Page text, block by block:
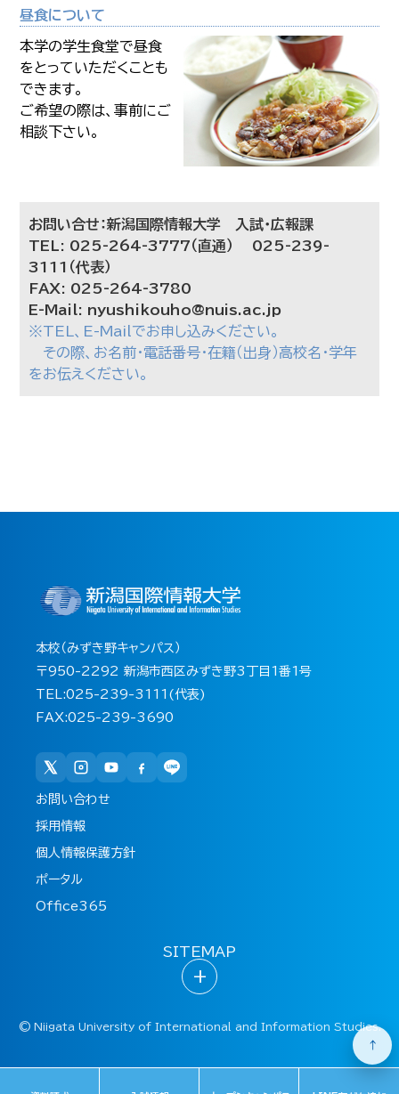
昼食について
本学の学生食堂で昼食
をとっていただくことも
できます。
ご希望の際は、事前にご
相談下さい。
お問い合せ：新潟国際情報大学 入試・広報課
TEL: 025-264-3777（直通） 025-239-
3111（代表）
FAX: 025-264-3780
E-Mail: nyushikouho@nuis.ac.jp
※TEL、E-Mailでお申し込みください。
その際、お名前・電話番号・在籍（出身）高校名・学年
をお伝えください。
本校（みずき野キャンパス）
〒950-2292 新潟市西区みずき野3丁目1番1号
TEL:025-239-3111(代表)
FAX:025-239-3690
お問い合わせ
採用情報
個人情報保護方針
ポータル
Office365
SITEMAP
+
©Niigata University of International and Information Studies.
↑